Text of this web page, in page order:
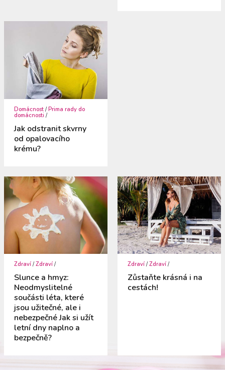
Domácnost /Prima rady do
domácnosti /
Jak odstranit skvrny
od opalovacího
krému?
Zdraví /Zdraví /
Slunce a hmyz:
Neodmyslitelné
součásti léta, které
jsou užitečné, ale i
nebezpečné Jak si užít
letní dny naplno a
bezpečně?
Zdraví /Zdraví /
Zůstaňte krásná i na
cestách!